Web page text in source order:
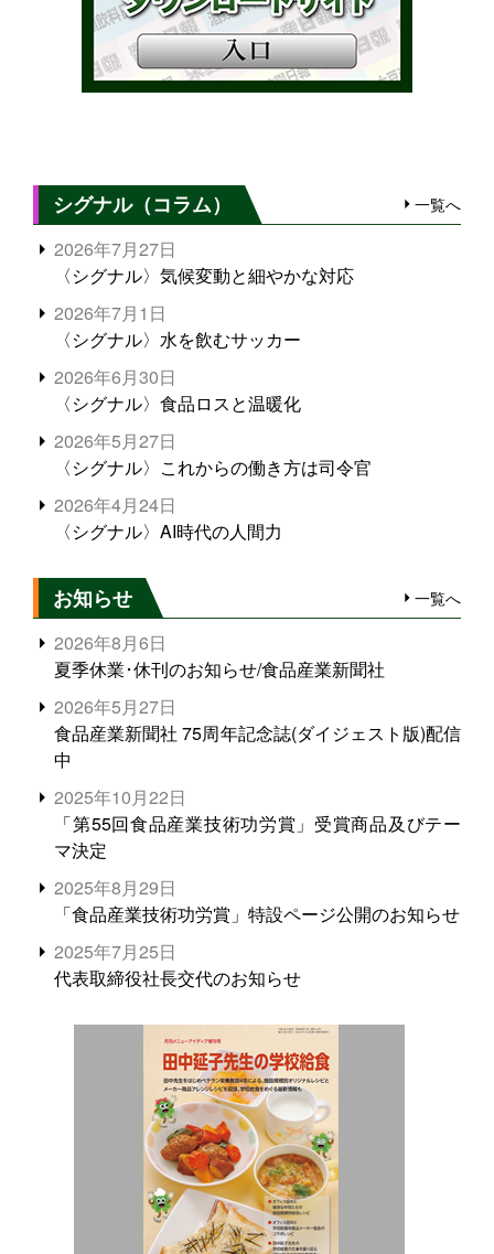
シグナル（コラム） 一覧へ
2026年7月27日
〈シグナル〉気候変動と細やかな対応
2026年7月1日
〈シグナル〉水を飲むサッカー
2026年6月30日
〈シグナル〉食品ロスと温暖化
2026年5月27日
〈シグナル〉これからの働き方は司令官
2026年4月24日
〈シグナル〉AI時代の人間力
お知らせ 一覧へ
2026年8月6日
夏季休業･休刊のお知らせ/食品産業新聞社
2026年5月27日
食品産業新聞社 75周年記念誌(ダイジェスト版)配信
中
2025年10月22日
「第55回食品産業技術功労賞」受賞商品及びテー
マ決定
2025年8月29日
「食品産業技術功労賞」特設ページ公開のお知らせ
2025年7月25日
代表取締役社長交代のお知らせ